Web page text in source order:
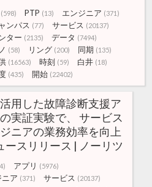
(598) PTP (13) エンジニア (371)
ンパス (77) サービス (20137)
ター (2135) データ (7494)
(58) リング (200) 同期 (135)
(16563) 時刻 (59) 白井 (18)
(435) 開始 (22402)
用した故障診断支援ア
実証実験で、 サービス
ニアの業務効率を向上
ースリリース | ノーリツ
アプリ (5976)
ア (371) サービス (20137)